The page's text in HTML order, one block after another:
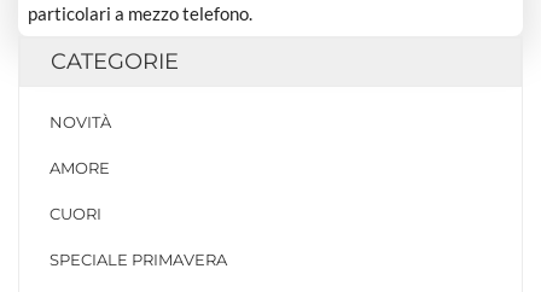
particolari a mezzo telefono.
CATEGORIE
NOVITÀ
AMORE
CUORI
SPECIALE PRIMAVERA